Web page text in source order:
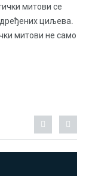
митови се
циљева.
митови не само